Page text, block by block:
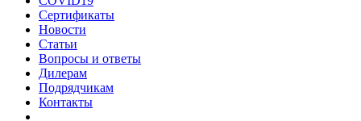
Сертификаты
Новости
Статьи
Вопросы и ответы
Дилерам
Подрядчикам
Контакты